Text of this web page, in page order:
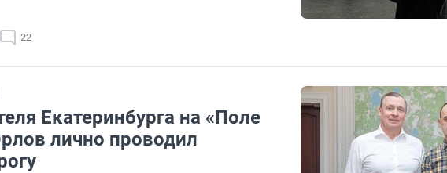
22
Екатеринбурга на «Поле
лично проводил